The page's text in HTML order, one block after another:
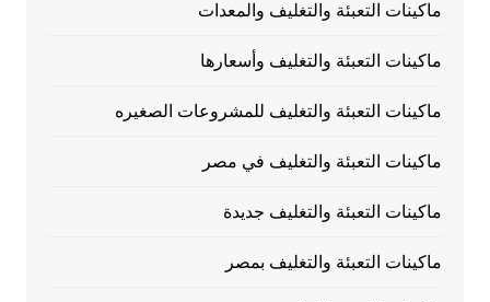
ماكينات التعبئة والتغليف والمعدات
ماكينات التعبئة والتغليف وأسعارها
ماكينات التعبئة والتغليف للمشروعات الصغيره
ماكينات التعبئة والتغليف في مصر
ماكينات التعبئة والتغليف جديدة
ماكينات التعبئة والتغليف بمصر